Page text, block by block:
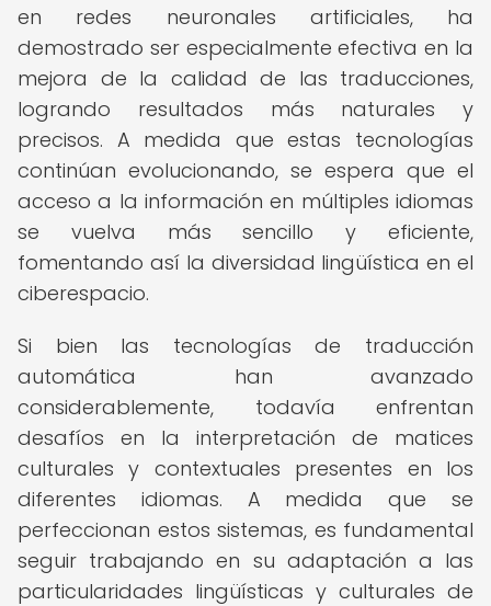
en redes neuronales artificiales, ha
demostrado ser especialmente efectiva en la
mejora de la calidad de las traducciones,
logrando resultados más naturales y
precisos. A medida que estas tecnologías
continúan evolucionando, se espera que el
acceso a la información en múltiples idiomas
se vuelva más sencillo y eficiente,
fomentando así la diversidad lingüística en el
ciberespacio.
Si bien las tecnologías de traducción
automática han avanzado
considerablemente, todavía enfrentan
desafíos en la interpretación de matices
culturales y contextuales presentes en los
diferentes idiomas. A medida que se
perfeccionan estos sistemas, es fundamental
seguir trabajando en su adaptación a las
particularidades lingüísticas y culturales de